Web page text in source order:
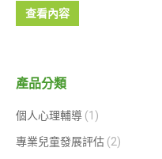
查看內容
產品分類
個人心理輔導 (1)
專業兒童發展評估 (2)